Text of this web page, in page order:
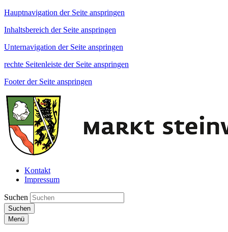
Hauptnavigation der Seite anspringen
Inhaltsbereich der Seite anspringen
Unternavigation der Seite anspringen
rechte Seitenleiste der Seite anspringen
Footer der Seite anspringen
Kontakt
Impressum
Suchen
Suchen
Menü